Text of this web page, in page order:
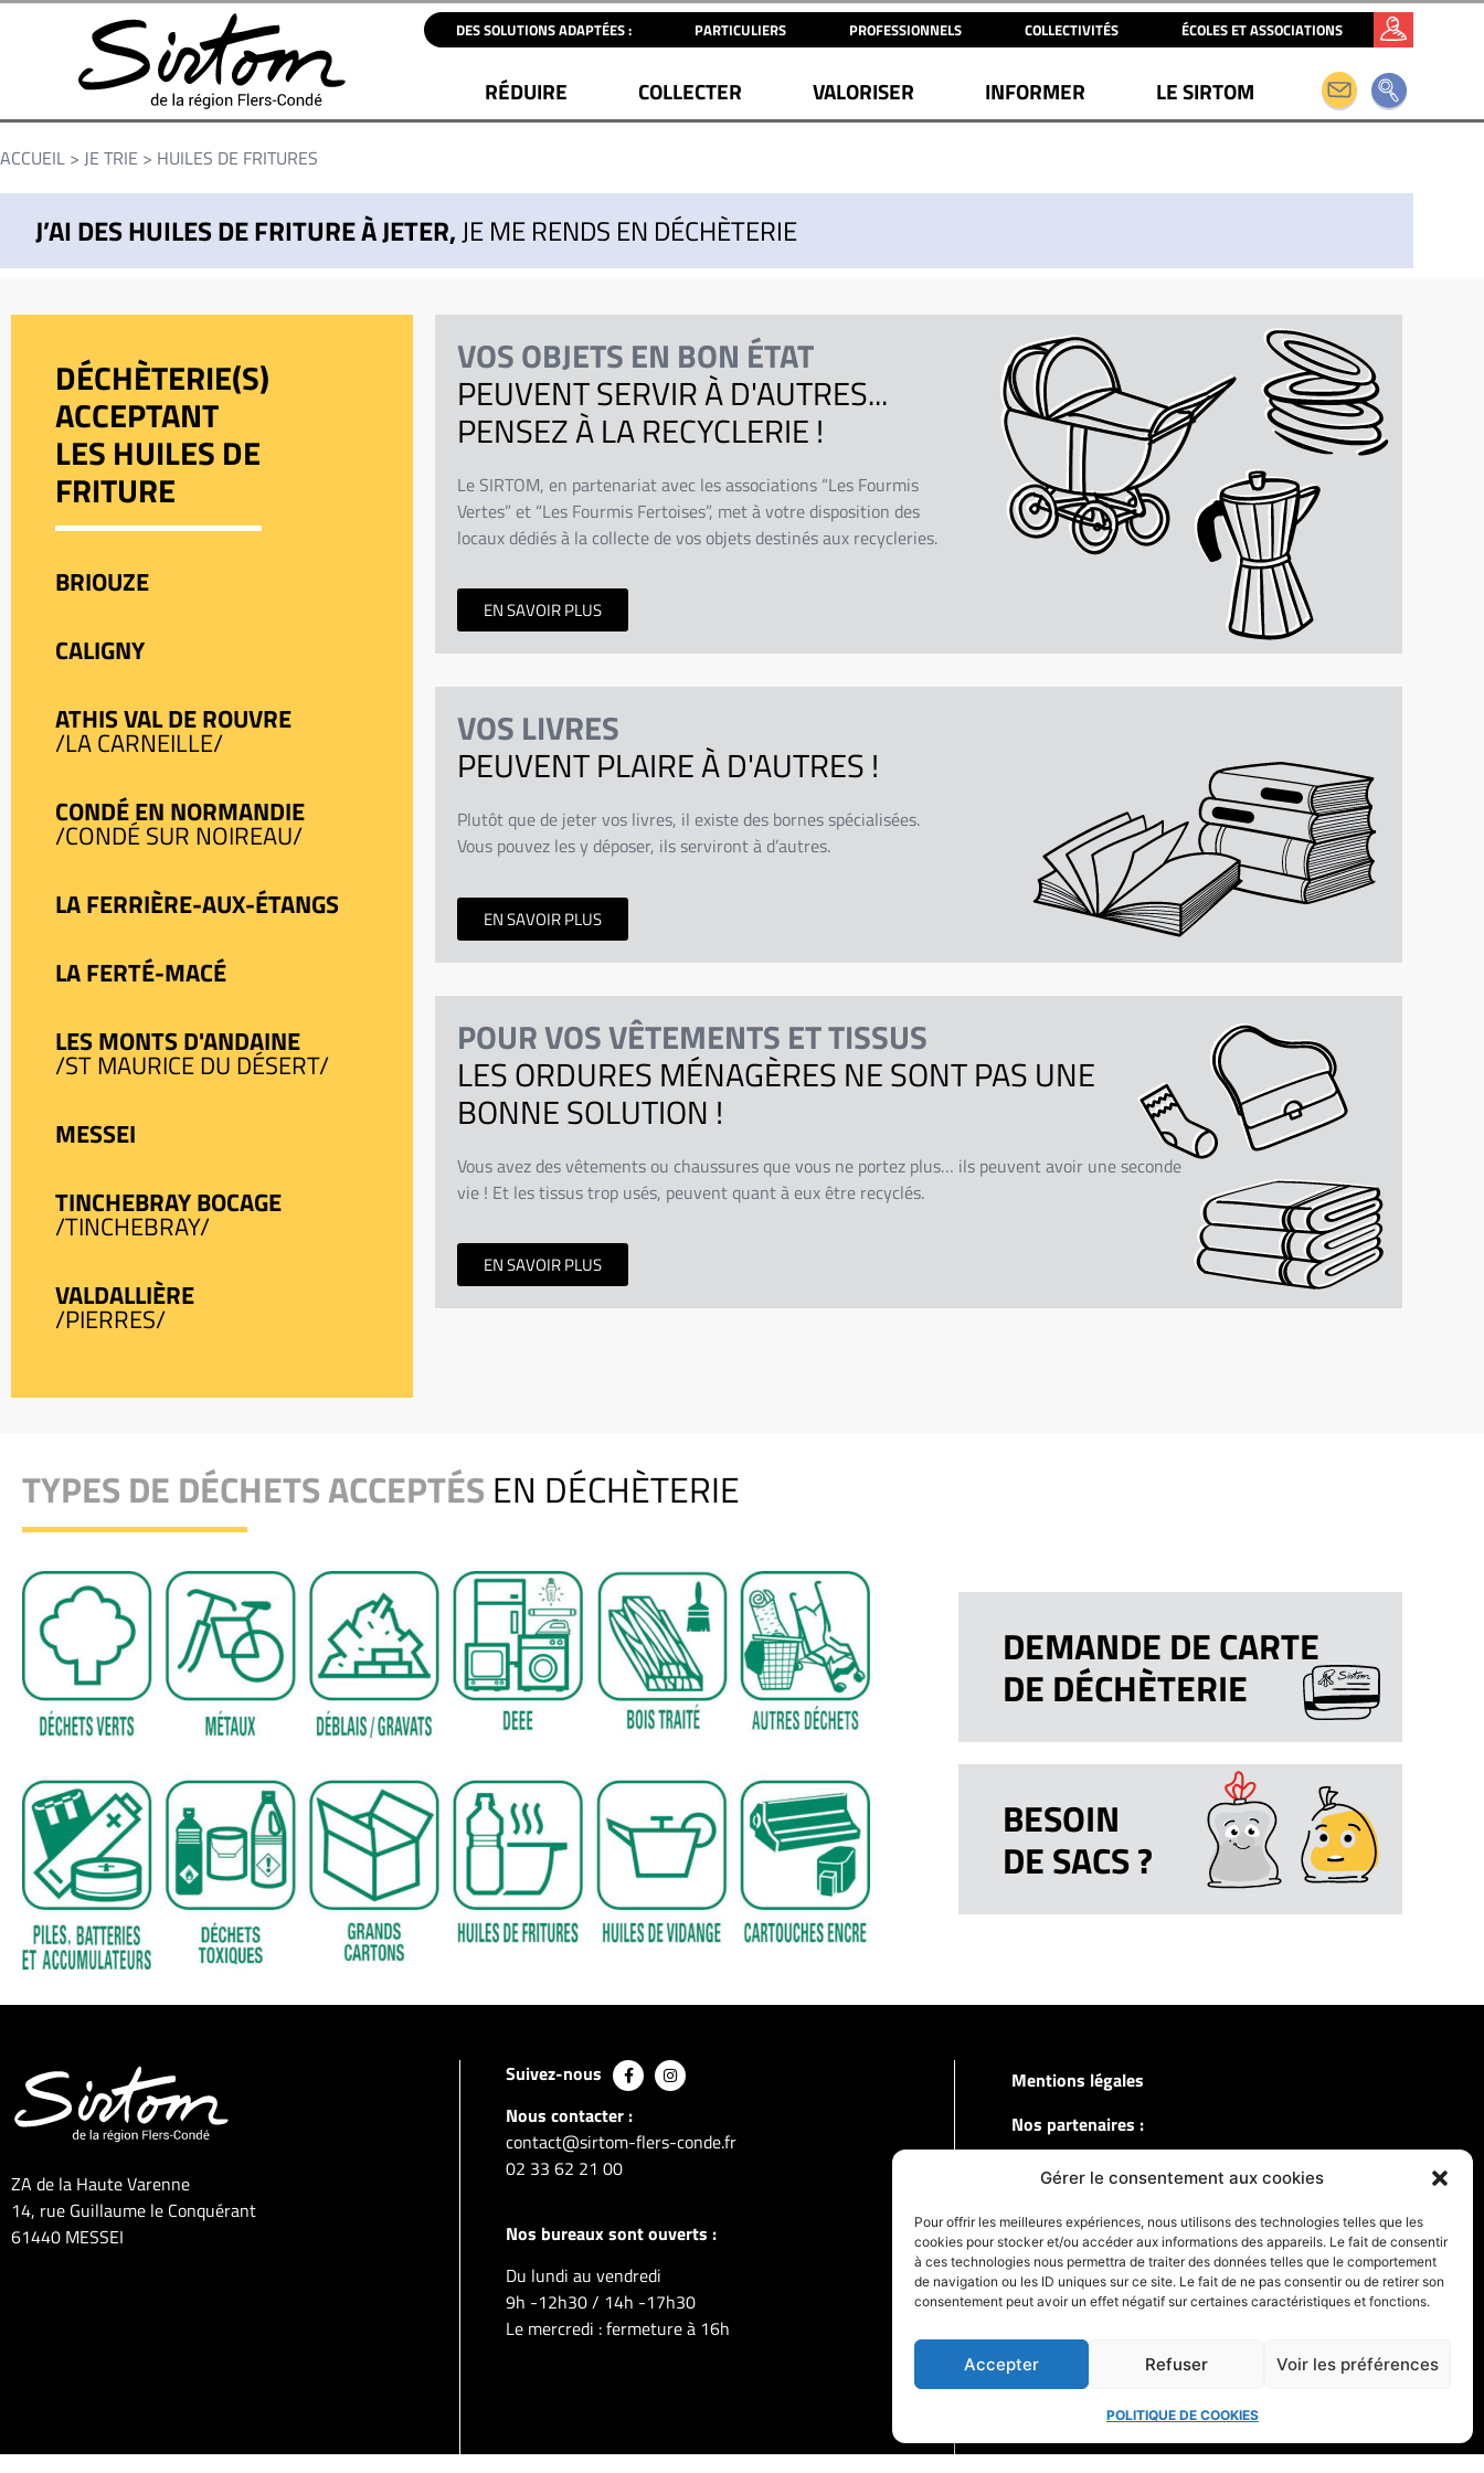
Gérer le consentement aux cookies
Pour offrir les meilleures expériences, nous utilisons des technologies telles que les
cookies pour stocker et/ou accéder aux informations des appareils. Le fait de consentir
à ces technologies nous permettra de traiter des données telles que le comportement
de navigation ou les ID uniques sur ce site. Le fait de ne pas consentir ou de retirer son
consentement peut avoir un effet négatif sur certaines caractéristiques et fonctions.
Accepter Refuser Voir les préférences
POLITIQUE DE COOKIES
DES SOLUTIONS ADAPTÉES : PARTICULIERS PROFESSIONNELS COLLECTIVITÉS ÉCOLES ET ASSOCIATIONS
RÉDUIRE COLLECTER VALORISER INFORMER LE SIRTOM
ACCUEIL > JE TRIE > HUILES DE FRITURES
J’AI DES HUILES DE FRITURE À JETER,JE ME RENDS EN DÉCHÈTERIE
DÉCHÈTERIE(S)
ACCEPTANT
LES HUILES DE
FRITURE
BRIOUZE
CALIGNY
ATHIS VAL DE ROUVRE
/LA CARNEILLE/
CONDÉ EN NORMANDIE
/CONDÉ SUR NOIREAU/
LA FERRIÈRE-AUX-ÉTANGS
LA FERTÉ-MACÉ
LES MONTS D'ANDAINE
/ST MAURICE DU DÉSERT/
MESSEI
TINCHEBRAY BOCAGE
/TINCHEBRAY/
VALDALLIÈRE
/PIERRES/
VOS OBJETS EN BON ÉTAT
PEUVENT SERVIR À D'AUTRES...
PENSEZ À LA RECYCLERIE !
Le SIRTOM, en partenariat avec les associations “Les Fourmis
Vertes” et “Les Fourmis Fertoises”, met à votre disposition des
locaux dédiés à la collecte de vos objets destinés aux recycleries.
EN SAVOIR PLUS
VOS LIVRES
PEUVENT PLAIRE À D'AUTRES !
Plutôt que de jeter vos livres, il existe des bornes spécialisées.
Vous pouvez les y déposer, ils serviront à d’autres.
EN SAVOIR PLUS
POUR VOS VÊTEMENTS ET TISSUS
LES ORDURES MÉNAGÈRES NE SONT PAS UNE
BONNE SOLUTION !
Vous avez des vêtements ou chaussures que vous ne portez plus… ils peuvent avoir une seconde
vie ! Et les tissus trop usés, peuvent quant à eux être recyclés.
EN SAVOIR PLUS
TYPES DE DÉCHETS ACCEPTÉS EN DÉCHÈTERIE
DEMANDE DE CARTE
DE DÉCHÈTERIE
BESOIN
DE SACS ?
ZA de la Haute Varenne
14, rue Guillaume le Conquérant
61440 MESSEI
Suivez-nous
Nous contacter :
contact@sirtom-flers-conde.fr
02 33 62 21 00
Nos bureaux sont ouverts :
Du lundi au vendredi
9h -12h30 / 14h -17h30
Le mercredi : fermeture à 16h
Mentions légales
Nos partenaires :